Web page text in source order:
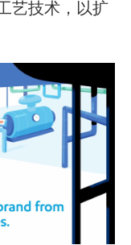
艺技术，以扩